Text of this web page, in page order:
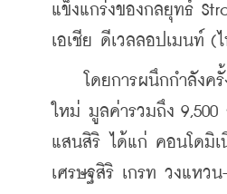
แข็งแกร่งของกลยุทธ์
เอเชีย ดีเวลลอปเมนท์
โดยการผนึกกำลังครั้ง
ใหม่ มูลค่ารวมถึง
แสนสิริ ได้แก่ คอนโดมิเ
เศรษฐสิริ เกรท วงแหว